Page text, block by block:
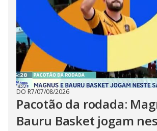
DO R7/07/08/2026
Pacotão da rodada:
Bauru Basket jogam